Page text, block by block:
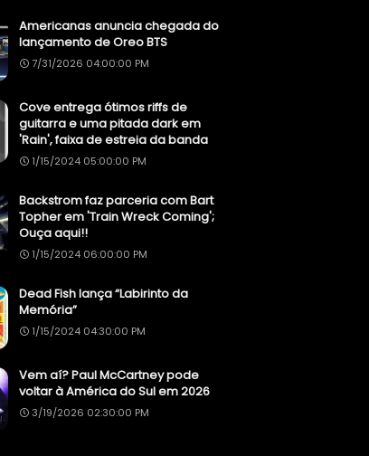
Americanas anuncia chegada do
lançamento de Oreo BTS
7/31/2026 04:00:00 PM
Cove entrega ótimos riffs de
guitarra e uma pitada dark em
'Rain', faixa de estreia da banda
1/15/2024 05:00:00 PM
Backstrom faz parceria com Bart
Topher em 'Train Wreck Coming';
Ouça aqui!!
1/15/2024 06:00:00 PM
Dead Fish lança “Labirinto da
Memória”
1/15/2024 04:30:00 PM
Vem aí? Paul McCartney pode
voltar à América do Sul em 2026
3/19/2026 02:30:00 PM